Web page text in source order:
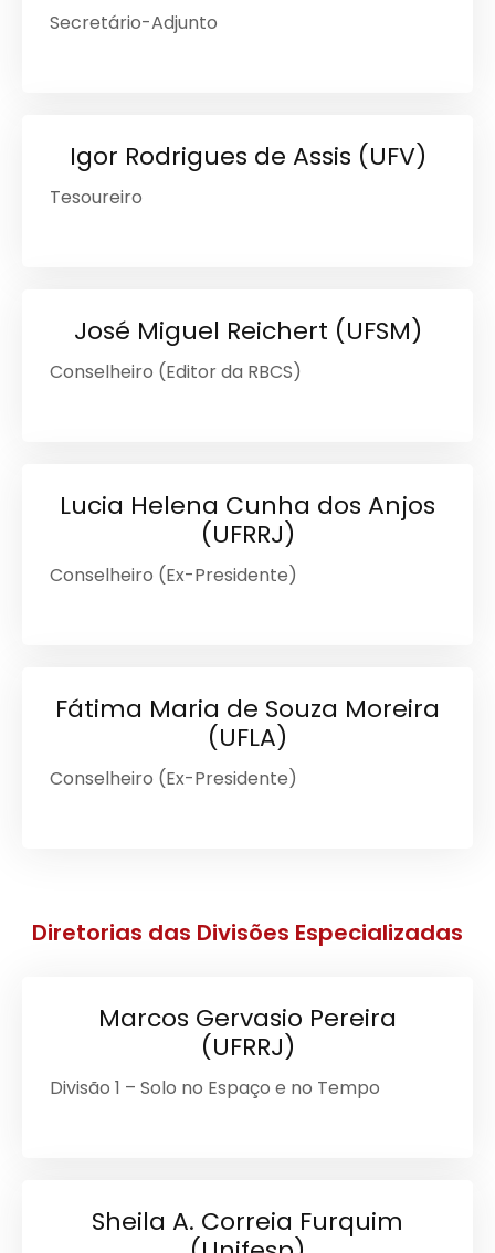
Secretário-Adjunto
Igor Rodrigues de Assis (UFV)
Tesoureiro
José Miguel Reichert (UFSM)
Conselheiro (Editor da RBCS)
Lucia Helena Cunha dos Anjos
(UFRRJ)
Conselheiro (Ex-Presidente)
Fátima Maria de Souza Moreira
(UFLA)
Conselheiro (Ex-Presidente)
Diretorias das Divisões Especializadas
Marcos Gervasio Pereira
(UFRRJ)
Divisão 1 – Solo no Espaço e no Tempo
Sheila A. Correia Furquim